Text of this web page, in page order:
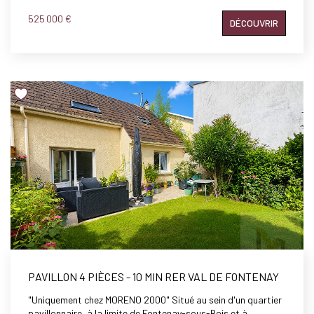
excellent état général, ses volumes généreux et la qualité de
ses prestations. Au rez-de-chaussée, elle offre une entrée,
un spacieux séjour donnant de plain-pied sur la terrasse et le
séparés. À l'étage, un palier desservant trois chambres,
dont une avec sa salle d'eau privative, une salle de bains, des
WC indépendants ainsi qu'un dressing. Au deuxième étage,
une grande chambre supplémentaire complète l'ensemble. À
l'extérieur, la propriété bénéficie d'un agréable jardin arboré
entourant la maison, agrémenté d'un abri de jardin, ainsi que
de deux belles terrasses parfaitement exposées, idéales
pour profiter des beaux jours. Un garage ainsi qu'un
emplacement de stationnement sur la parcelle viennent
compléter les prestations de ce bien. Côté confort, la
maison dispose d'équipements de qualité : volets récents en
aluminium, avec stores roulants électriques ,VMC, ainsi
qu'une prise dédiée à la recharge d'un véhicule électrique. À
noter : la maison est située au sein d'un lotissement soumis
525 000 €
DÉCOUVRIR
PAVILLON 4 PIÈCES - 10 MIN RER VAL DE FONTENAY
"Uniquement chez MORENO 2000" Situé au sein d'un quartier